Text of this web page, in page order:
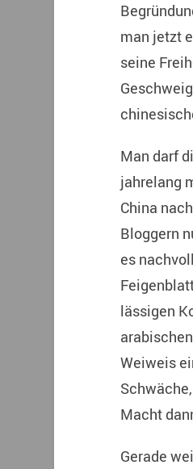
man jetzt
seine
Man darf
jahrelang
China
Bloggern
es
lässigen
Weiweis
Macht
Gerade